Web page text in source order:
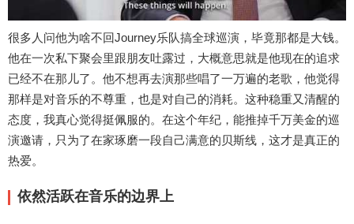
很多人问他为啥不回Journey乐队搞全球巡演，毕竟那都是大钱。
他在一次私下聚会里跟朋友吐露过，大概意思就是他现在的追求
已经不在那儿了。他不想再去演那些唱了一万遍的老歌，他觉得
那样是对音乐的不尊重，也是对自己的消耗。这种稳重又清醒的
态度，我真心觉得挺佩服的。在这个年纪，能推掉千万美金的巡
演邀请，只为了在家琢磨一段自己满意的贝斯线，这才是真正的
热爱。
依然活跃在音乐的边界上